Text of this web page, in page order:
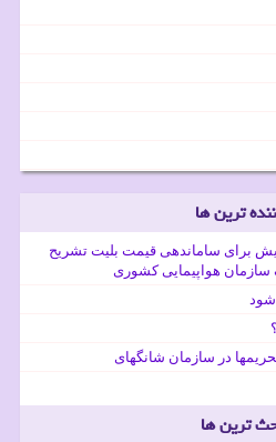
ترین ها
برای ساماندهی قیمت بلیت تشریح
هواپیمایی کشوری
در سازمان شانگهای
ترین ها